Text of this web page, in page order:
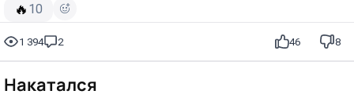
🔥 10
1 394 2 46 8
Накатался